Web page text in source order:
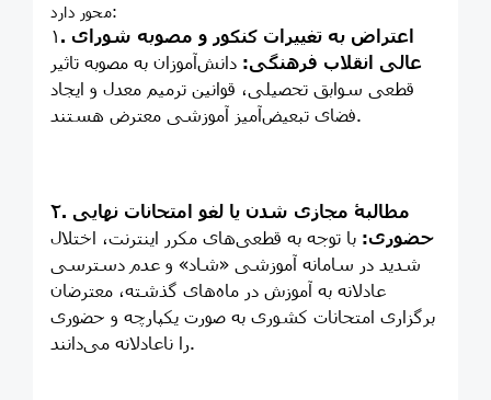
محور دارد:
۱ . اعتراض به تغییرات کنکور و مصوبه شورای
عالی انقلاب فرهنگی: دانش‌آموزان به مصوبه تاثیر
قطعی سوابق تحصیلی، قوانین ترمیم معدل و ایجاد
فضای تبعیض‌آمیز آموزشی معترض هستند.
۲. مطالبۀ مجازی شدن یا لغو امتحانات نهایی
حضوری: با توجه به قطعی‌های مکرر اینترنت، اختلال
شدید در سامانه آموزشی «شاد» و عدم دسترسی
عادلانه به آموزش در ماه‌های گذشته، معترضان
برگزاری امتحانات کشوری به صورت یکپارچه و حضوری
را ناعادلانه می‌دانند.